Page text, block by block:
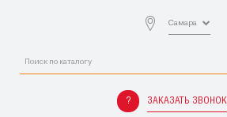
Самара
ЗАКАЗАТЬ ЗВОНОК